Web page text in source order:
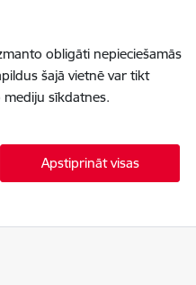
obligāti nepieciešamās
šajā vietnē var tikt
sīkdatnes.
Apstiprināt visas